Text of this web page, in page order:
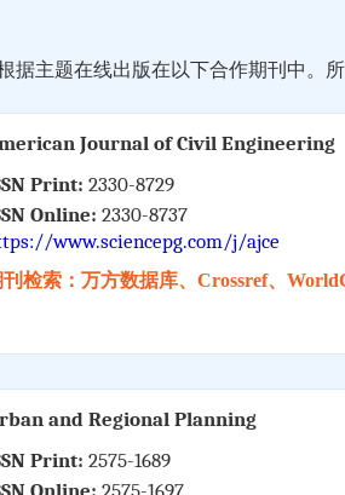
据主题在线出版在以下合作期刊中。
Journal of Civil Engineering
Print: 2330-8729
Online: 2330-8737
www.sciencepg.com/j/ajce
刊检索：万方数据库、Crossref、
and Regional Planning
Print: 2575-1689